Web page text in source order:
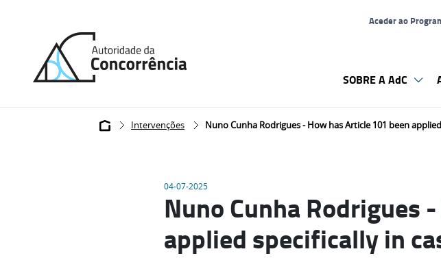
Aceder ao
home
SOBRE A AdC
Breadcrumb
Intervenções Nuno Cunha Rodrigues - How has Article 101 been
04-07-2025
Nuno Cunha Rodrigues
applied specifically in